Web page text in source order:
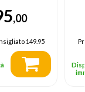
,00
149.95